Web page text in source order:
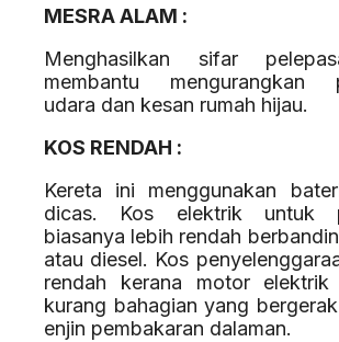
MESRA ALAM :
Menghasilkan sifar
membantu mengurangkan
udara dan kesan rumah hijau.
KOS RENDAH :
Kereta ini menggunakan
dicas. Kos elektrik untuk
biasanya lebih rendah
atau diesel. Kos
rendah kerana motor elektrik
kurang bahagian yang
enjin pembakaran dalaman.